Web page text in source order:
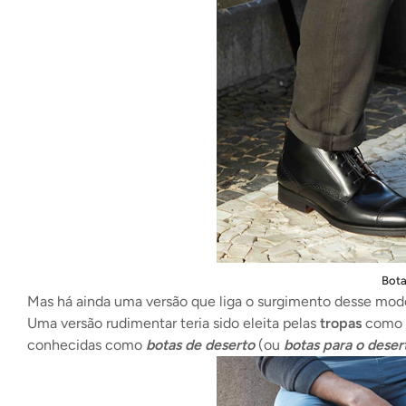
Mas há ainda uma versão que liga o surgimento desse
Uma versão rudimentar teria sido eleita pelas tropas como
conhecidas como botas de deserto(ou botas para o